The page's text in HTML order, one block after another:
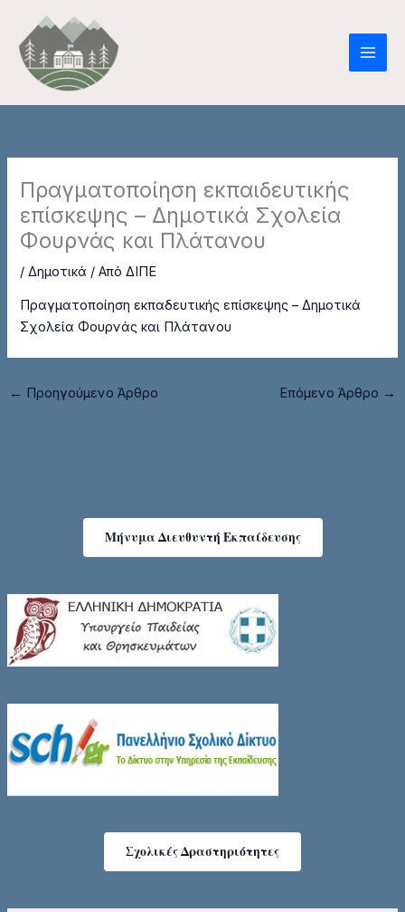
περιεχόμενο
Μήνυμα Διευθυντή Εκπαίδευσης
Σχολικές Δραστηριότητες
Πραγματοποίηση εκπαιδευτικής
επίσκεψης – Δημοτικά Σχολεία
Φουρνάς και Πλάτανου
/Δημοτικά / ΑπόΔΙΠΕ
Πραγματοποίηση εκπαδευτικής επίσκεψης – Δημοτικά
Σχολεία Φουρνάς και Πλάτανου
← Προηγούμενο Άρθρο Επόμενο Άρθρο →